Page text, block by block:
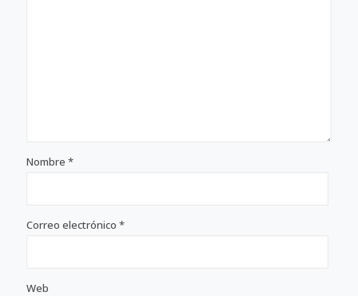
Nombre *
Correo electrónico *
Web